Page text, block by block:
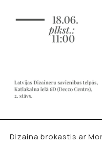
Dizaina brokastis ar